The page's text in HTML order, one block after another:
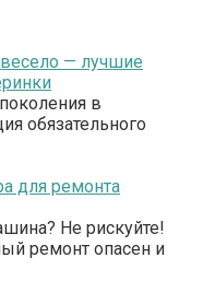
— лучшие
в
обязательного
для ремонта
Не рискуйте!
ремонт опасен и